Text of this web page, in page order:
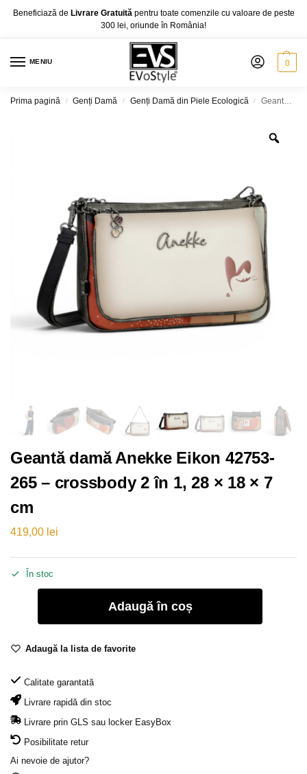
Beneficiază de Livrare Gratuită pentru toate comenzile cu valoare de peste
300 lei, oriunde în România!
MENIU 0
Prima pagină / Genți Damă / Genți Damă din Piele Ecologică / Geantă damă Anekke Eikon 42753-265 – crossbody 2 în 1, 28 × 18 × 7 cm
Geantă damă Anekke Eikon 42753-
265 – crossbody 2 în 1, 28 × 18 × 7
cm
419,00 lei
În stoc
Adaugă în coș
Adaugă la lista de favorite
Calitate garantată
Livrare rapidă din stoc
Livrare prin GLS sau locker EasyBox
Posibilitate retur
Ai nevoie de ajutor?